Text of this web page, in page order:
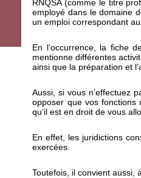
RNQSA (comme le titre
employé dans le domaine
un emploi correspondant
En l’occurrence, la fiche
mentionne différentes
ainsi que la préparation et
Aussi, si vous n’effectuez
opposer que vos fonctions
qu’il est en droit de vous
En effet, les juridictions
exercées.
Toutefois, il convient aussi,